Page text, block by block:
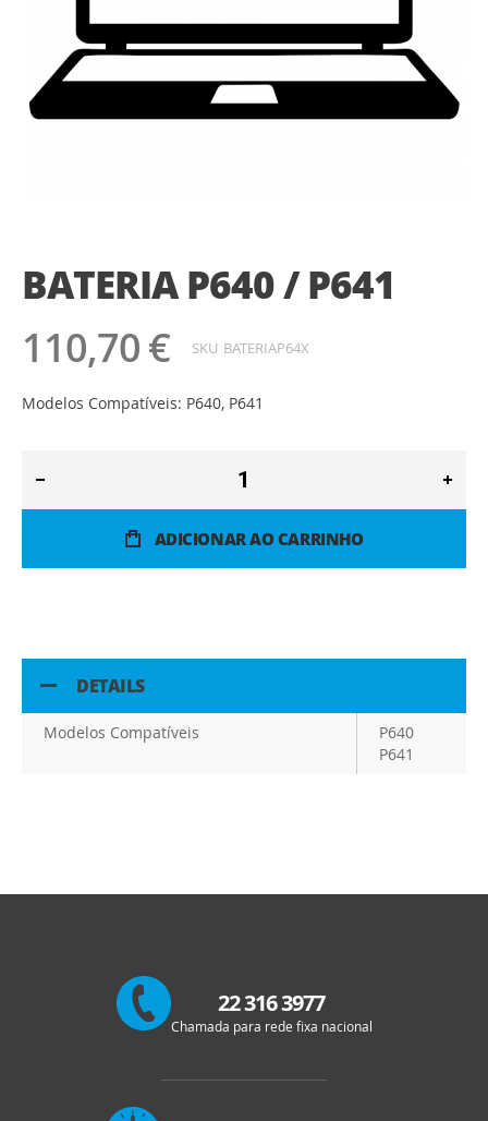
BATERIA P640 / P641
110,70 € SKU BATERIAP64X
Modelos Compatíveis: P640, P641
ADICIONAR AO CARRINHO
início
da
de
imagens
DETAILS
Modelos Compatíveis
P640
P641
22 316 3977
Chamada para rede fixa nacional